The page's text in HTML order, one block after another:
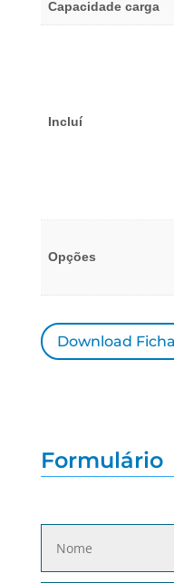
Capacidade carga
Incluí
Opções
Download
Formulário